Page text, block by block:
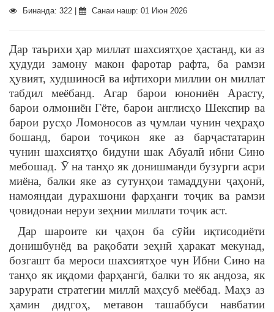
Бинанда: 322 | Санаи нашр: 01 Июн 2026
Дар таърихи ҳар миллат шахсиятҳое ҳастанд, ки аз
ҳудуди замону макон фаротар рафта, ба рамзи
ҳувият, худшиносӣ ва ифтихори миллии он миллат
табдил меёбанд. Агар барои юнониён Арасту,
барои олмониён Гёте, барои англисҳо Шекспир ва
барои русҳо Ломоносов аз ҷумлаи чунин чеҳраҳо
бошанд, барои тоҷикон яке аз барҷастатарин
чунин шахсиятҳо бидуни шак Абуалӣ ибни Сино
мебошад. Ӯ на танҳо як донишманди бузурги асри
миёна, балки яке аз сутунҳои тамаддуни ҷаҳонӣ,
намояндаи дурахшони фарҳанги тоҷик ва рамзи
ҷовидонаи неруи зеҳнии миллати тоҷик аст.
Дар шароите ки ҷаҳон ба сӯйи иқтисодиёти
донишбунёд ва рақобати зеҳнӣ ҳаракат мекунад,
бозгашт ба мероси шахсиятҳое чун Ибни Сино на
танҳо як иқдоми фарҳангӣ, балки то як андоза, як
зарурати стратегии миллӣ маҳсуб меёбад. Маҳз аз
ҳамин дидгоҳ, метавон ташаббуси навбатии